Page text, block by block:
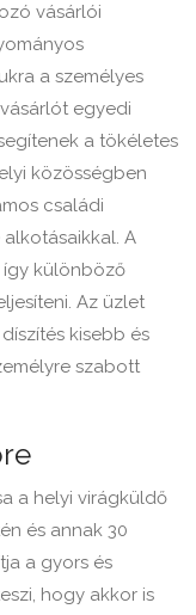
vásárlói
a személyes
egyedi
a tökéletes
közösségben
családi
A
így különböző
Az üzlet
kisebb és
szabott
a helyi virágküldő
és annak 30
a gyors és
hogy akkor is